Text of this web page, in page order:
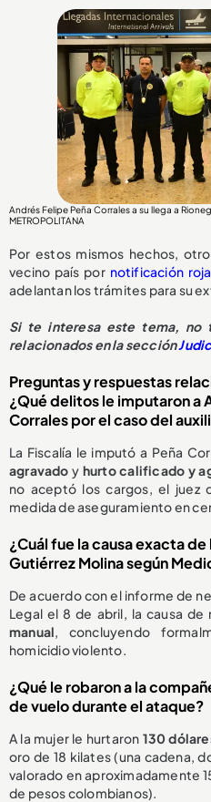
Andrés Felipe Peña Corrales a su llega a
METROPOLITANA
Por estos mismos hechos,
vecino país por notificación
adelantan los trámites para su
Si te interesa este tema, no
relacionados en la sección
Preguntas y respuestas
¿Qué delitos le imputaron a
Corrales por el caso del
La Fiscalía le imputó a Peña
agravado y hurto calificado y
no aceptó los cargos, el juez
medida de aseguramiento en
¿Cuál fue la causa exacta
Gutiérrez Molina según
De acuerdo con el informe de
Legal el 8 de abril, la causa de
manual, concluyendo
homicidio violento.
¿Qué le robaron a la
de vuelo durante el ataque?
A la mujer le hurtaron 130
oro de 18 kilates (una cadena,
valorado en aproximadamente
de pesos colombianos).